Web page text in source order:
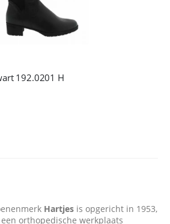
192.0201 H
Hartjes is opgericht in 1953,
orthopedische werkplaats